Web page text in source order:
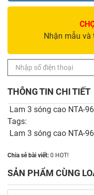
Nhận mẫu và
THÔNG TIN CHI TIẾT
Lam 3 sóng cao NTA-
Tags:
Lam 3 sóng cao NTA-
Chia sẻ bài viết: 0 HOT!
SẢN PHẨM CÙNG